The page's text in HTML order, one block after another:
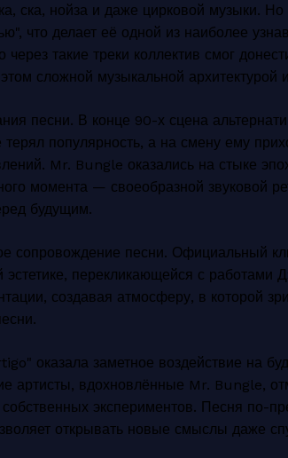
ска, нойза и даже цирковой музыки.
что делает её одной из наиболее
такие треки коллектив смог
сложной музыкальной архитектурой
песни. В конце 90-х сцена
популярность, а на смену ему
Mr. Bungle оказались на стыке
момента — своеобразной звуковой
будущим.
сопровождение песни. Официальный
эстетике, перекликающейся с
создавая атмосферу, в которой
оказала заметное воздействие на
артисты, вдохновлённые Mr. Bungle,
экспериментов. Песня по-
открывать новые смыслы даже